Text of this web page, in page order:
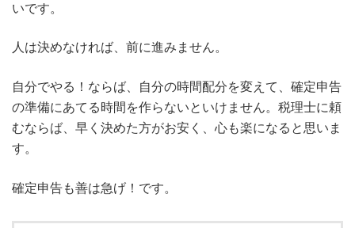
いです。
人は決めなければ、前に進みません。
自分でやる！ならば、自分の時間配分を変えて、確定申告
の準備にあてる時間を作らないといけません。税理士に頼
むならば、早く決めた方がお安く、心も楽になると思いま
す。
確定申告も善は急げ！です。